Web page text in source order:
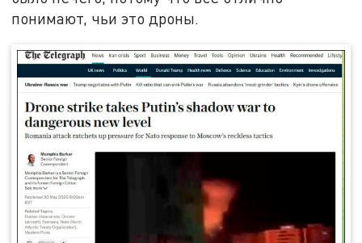
понимают, чьи это дроны.